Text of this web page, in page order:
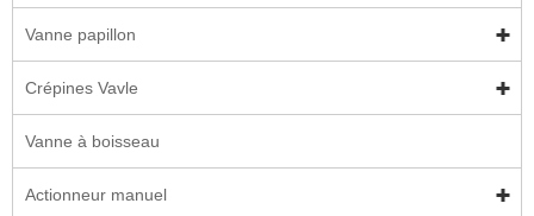
Vanne papillon
Crépines Vavle
Vanne à boisseau
Actionneur manuel